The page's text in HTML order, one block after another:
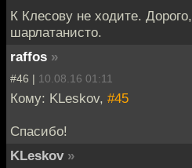
К Клесову не ходите.
шарлатанисто.
raffos »
#46 | 10.08.16 01:11
Кому: KLeskov, #45
Спасибо!
KLeskov »